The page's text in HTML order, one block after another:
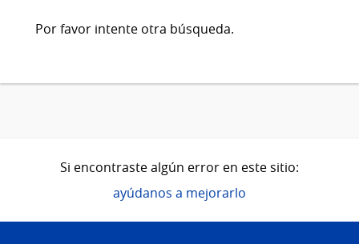
Por favor intente otra búsqueda.
Si encontraste algún error en este sitio:
ayúdanos a mejorarlo